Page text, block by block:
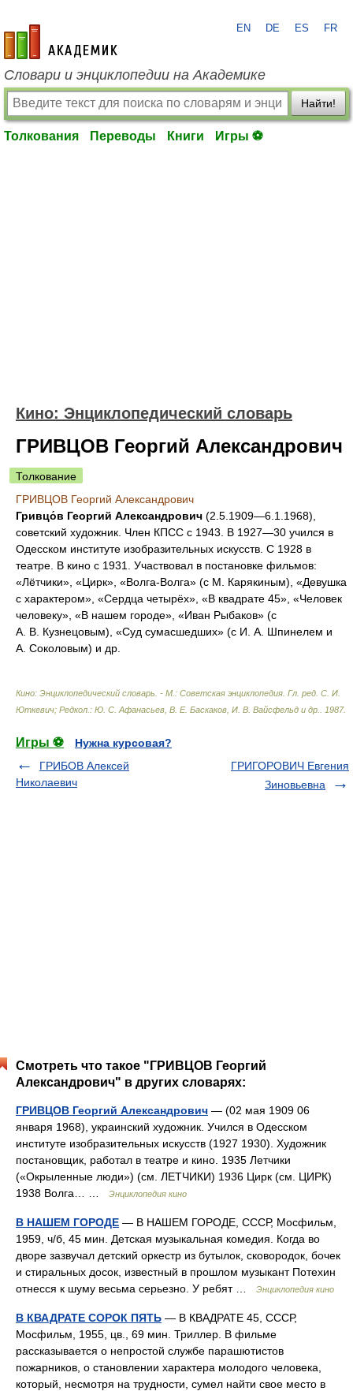
academic.ru
EN DE ES FR
Словари и энциклопедии на Академике
Найти!
Толкования Переводы Книги Игры ⚽
Кино: Энциклопедический словарь
ГРИВЦОВ Георгий Александрович
Толкование
ГРИВЦОВ Георгий Александрович
Гривцо́в Георгий Александрович (2.5.1909—6.1.1968),
советский художник. Член КПСС с 1943. В 1927—30 учился в
Одесском институте изобразительных искусств. С 1928 в
театре. В кино с 1931. Участвовал в постановке фильмов:
«Лётчики», «Цирк», «Волга-Волга» (с М. Карякиным), «Девушка
с характером», «Сердца четырёх», «В квадрате 45», «Человек
человеку», «В нашем городе», «Иван Рыбаков» (с
А. В. Кузнецовым), «Суд сумасшедших» (с И. А. Шпинелем и
А. Соколовым) и др.
Кино: Энциклопедический словарь. - М.: Советская энциклопедия Гл. ред. С. И.
Юткевич; Редкол.: Ю. С. Афанасьев, В. Е. Баскаков, И. В. Вайсфельд и др.
1987.
Игры ⚽
Нужна курсовая?
ГРИБОВ Алексей
Николаевич
ГРИГОРОВИЧ Евгения
Зиновьевна
Смотреть что такое "ГРИВЦОВ Георгий
Александрович" в других словарях:
ГРИВЦОВ Георгий Александрович — (02 мая 1909 06
января 1968), украинский художник. Учился в Одесском
институте изобразительных искусств (1927 1930). Художник
постановщик, работал в театре и кино. 1935 Летчики
(«Окрыленные люди») (см. ЛЕТЧИКИ) 1936 Цирк (см. ЦИРК)
1938 Волга… …
Энциклопедия кино
В НАШЕМ ГОРОДЕ — В НАШЕМ ГОРОДЕ, СССР, Мосфильм,
1959, ч/б, 45 мин. Детская музыкальная комедия. Когда во
дворе зазвучал детский оркестр из бутылок, сковородок, бочек
и стиральных досок, известный в прошлом музыкант Потехин
отнесся к шуму весьма серьезно. У ребят …
Энциклопедия кино
В КВАДРАТЕ СОРОК ПЯТЬ — В КВАДРАТЕ 45, СССР,
Мосфильм, 1955, цв., 69 мин. Триллер. В фильме
рассказывается о непростой службе парашютистов
пожарников, о становлении характера молодого человека,
который, несмотря на трудности, сумел найти свое место в